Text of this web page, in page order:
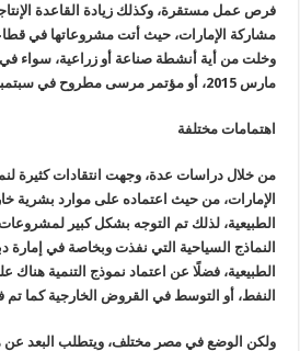
فرص عمل مستقرة، وكذلك زيادة القاعدة
مشاركة الإمارات، حيث أتت مشروعاتها في
وخلت من أية أنشطة صناعة أو زراعية، سواء
مارس 2015، أو مؤتمر مرسى مطروح في سبتمبر 2015
اهتمامات مختلفة
من خلال دراسات عدة، وجهت انتقادات كثيرة
الإمارات، من حيث اعتماده على موارد بشرية
الطبيعية، لذلك تم التوجه بشكل كبير
النماذج السياحية التي نفذت وبخاصة في إمارة
الطبيعية، فضلًا عن اعتماد نموذج التنمية هناك
النفط، أو التوسط في القروض الخارجية كما تم
ولكن الوضع في مصر مختلف، ويتطلب البعد عن